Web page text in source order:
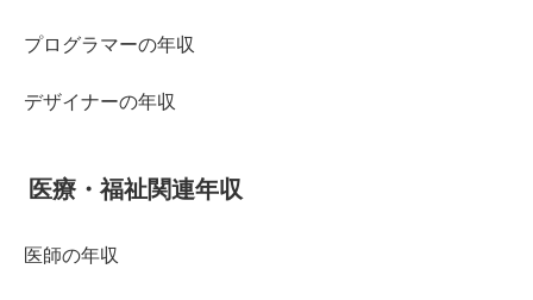
プログラマーの年収
デザイナーの年収
医療・福祉関連年収
医師の年収